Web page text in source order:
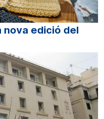
nova edició del